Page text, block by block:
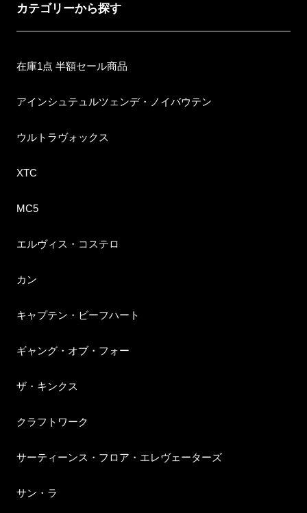
カテゴリーから探す
在庫1点 半額セール商品
アインシュテュルツェンデ・ノイバウテン
ウルトラヴォックス
XTC
MC5
エルヴィス・コステロ
カン
キャプテン・ビーフハート
ギャング・オブ・フォー
ザ・キンクス
クラフトワーク
サーティーンス・フロア・エレヴェーターズ
サン・ラ